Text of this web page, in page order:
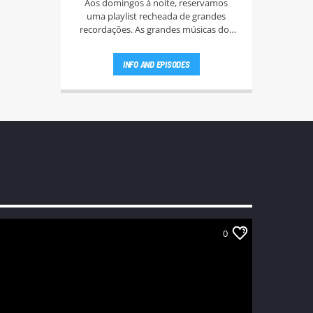
Aos domingos à noite, reservamos
uma playlist recheada de grandes
recordações. As grandes músicas dos
INFO AND EPISODES
0